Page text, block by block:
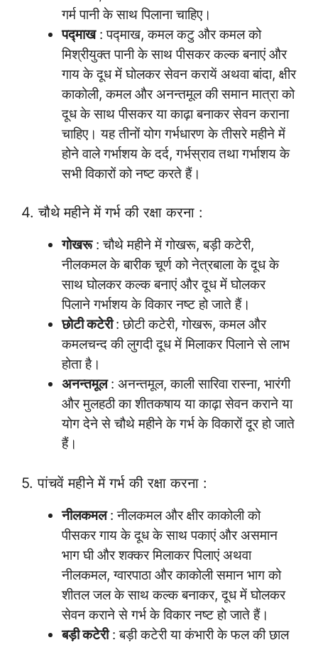
गर्म पानी के साथ पिलाना चाहिए।
पद्माख: पद्माख, कमल कटु और कमल को
मिश्रीयुक्त पानी के साथ पीसकर कल्क बनाएं और
गाय के दूध में घोलकर सेवन करायें अथवा बांदा, क्षीर
काकोली, कमल और अनन्तमूल की समान मात्रा को
दूध के साथ पीसकर या काढ़ा बनाकर सेवन कराना
चाहिए। यह तीनों योग गर्भधारण के तीसरे महीने में
होने वाले गर्भाशय के दर्द, गर्भस्राव तथा गर्भाशय के
सभी विकारों को नष्ट करते हैं।
4. चौथे महीने में गर्भ की रक्षा करना :
गोखरू: चौथे महीने में गोखरू, बड़ी कटेरी,
नीलकमल के बारीक चूर्ण को नेत्रबाला के दूध के
साथ घोलकर कल्क बनाएं और दूध में घोलकर
पिलाने गर्भाशय के विकार नष्ट हो जाते हैं।
छोटी कटेरी: छोटी कटेरी, गोखरू, कमल और
कमलचन्द की लुगदी दूध में मिलाकर पिलाने से लाभ
होता है।
अनन्तमूल: अनन्तमूल, काली सारिवा रास्ना, भारंगी
और मुलहठी का शीतकषाय या काढ़ा सेवन कराने या
योग देने से चौथे महीने के गर्भ के विकारों दूर हो जाते
हैं।
5. पांचवें महीने में गर्भ की रक्षा करना :
नीलकमल: नीलकमल और क्षीर काकोली को
पीसकर गाय के दूध के साथ पकाएं और असमान
भाग घी और शक्कर मिलाकर पिलाएं अथवा
नीलकमल, ग्वारपाठा और काकोली समान भाग को
शीतल जल के साथ कल्क बनाकर, दूध में घोलकर
सेवन कराने से गर्भ के विकार नष्ट हो जाते हैं।
बड़ी कटेरी: बड़ी कटेरी या कंभारी के फल की छाल